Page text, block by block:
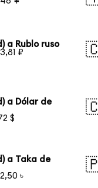
a Rublo ruso
₽
a Dólar de
$
a Taka de
৳